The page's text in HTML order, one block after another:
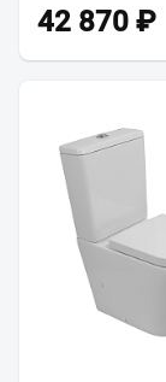
42 870 ₽